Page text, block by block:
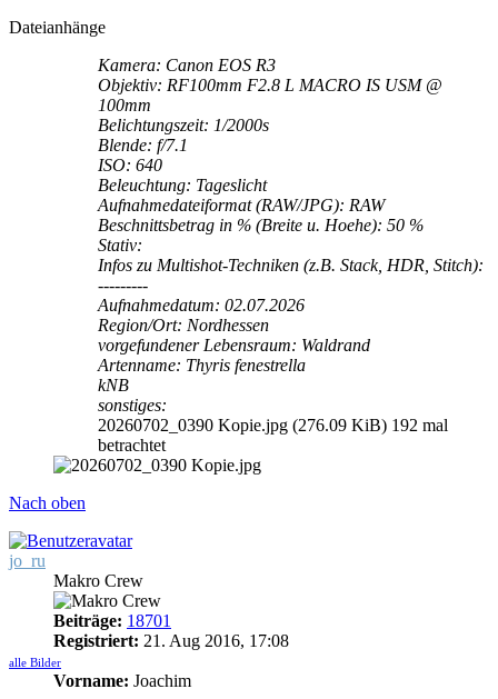
Dateianhänge
Kamera: Canon EOS R3
Objektiv: RF100mm F2.8 L MACRO IS USM @
100mm
Belichtungszeit: 1/2000s
Blende: f/7.1
ISO: 640
Beleuchtung: Tageslicht
Aufnahmedateiformat (RAW/JPG): RAW
Beschnittsbetrag in % (Breite u. Hoehe): 50 %
Stativ:
Infos zu Multishot-Techniken (z.B. Stack, HDR, Stitch):
---------
Aufnahmedatum: 02.07.2026
Region/Ort: Nordhessen
vorgefundener Lebensraum: Waldrand
Artenname: Thyris fenestrella
kNB
sonstiges:
20260702_0390 Kopie.jpg (276.09 KiB) 192 mal
betrachtet
Nach oben
jo_ru
Makro Crew
Beiträge: 18701
Registriert: 21. Aug 2016, 17:08
alle Bilder
Vorname: Joachim